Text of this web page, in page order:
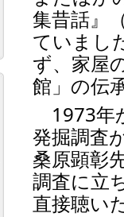
集昔話』
ていまし
ず、家屋
館」の伝
1973年
発掘調査
桑原顕彰
調査に立
直接聴い